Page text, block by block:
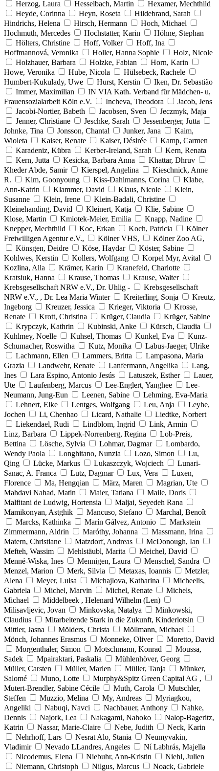
Herzog, Laura Hesselbach, Martin
Hexamer, Mechthild
Heyde, Corinna
Heyn, Roseta
Hildebrand, Sarah
Hindrichs, Helena
Hirsch, Hermann
Hoch, Michael
Hochmuth, Mercedes
Hochstatter, Karin
Höhne, Stephan
Hölters, Christine
Hoff, Volker
Hoff, Ina
Hoffmannová, Veronika
Holler, Hanna Sophie
Holz, Nicole
Holzhauer, Barbara
Holzke, Fabian
Horn, Karin
Howe, Veronika
Hube, Nicola
Hülsebeck, Rachele
Humbert-Kukulady, Uwe
Hurst, Kerstin
Iken, Dr. Sebastião
Immer, Maximilian
IN VIA Kath. Verband für Mädchen- u,
Frauensozialarbeit Köln e.V.
Incheva, Theodora
Jacob, Jens
Jacobi-Nortier, Babeth
Jacobsen, Sven
Jeczmyk, Maja
Jenner, Christiane
Jeschke, Sarah
Jessenberger, Jutta
Johnke, Tina
Jonsson, Chantal Junker, Jana
Kaim,
Wioleta
Kaiser, Renate Kaiser, Désirée
Kamp, Carmen
Karadeniz, Kübra
Kerber-Ireland, Sarah
Kern, Renata
Kern, Jutta
Kesicka, Barbara Anna
Khattar, Dhruv
Kheder Abde, Samir
Kierspel, Angelina
Kieschnick, Anne
R.
Kim, Goonyoung Kiss-Dahlmanns, Corina
Klabe,
Ann-Katrin
Klammer, David Klaus, Nicole
Klein,
Susanne
Klein, Irene
Klein-Badali, Christine
Kleinehanding, David
Kleinert, Katja
Klie, Sabine
Klose, Martin
Kmiotek-Meier, Emilia
Knapp, Nadine
Knepper, Mechthild
Koc, Erkan Koch, Patricia
Kölner
Freiwilligen Agentur e.V.,
Kölner VHS,
Kölner Zoo AG,
Könsgen, Deidre
Köse, Haydar
Köster, Sabine
Kohlwes, Kerstin
Kollers, Wolfgang
Korpel Myr, Avital
Kozlina, Alla
Krämer, Karin
Kranefeld, Charlotte
Kratsiuk, Hanna
Krause, Thomas
Krause, Walter
Krebsgesellschaft NRW e.V., Dr. Uhlig -
Krebsgesellschaft
NRW e.V., , Dr. Lea Maria Winter
Kreiterling, Sonja
Kreutz,
Ingeborg
Kreuzer, Jessica Krieger, Viktoria
Krosse,
Renate
Krott, Christina Krüger, Claudia
Krüger, Sabine
Krypczyk, Kathrin
Kubinski, Anke
Kürsch, Claudia
Kuhlmey, Noelle
Kuhsel, Thomas Kunkel, Eva
Kunz-
Schumacher, Roswitha
Kutz, Monika
Labus-Jaeger, Ulrike
Lachmann, Ellen
Lammers, Britta
Lampasona, Maria
Grazia
Landwehr, Renate Lanfermann, Angelika
Lang,
Ines
Lara Espino, Antonio Jesús Latuszek, Esther
Lauer,
Ute
Laufenberg, Marcus Lee-Englert, Yanghee
Lee-
Neumann, Jung-Eun
Leenen, Sabine
Lehming, Eva-Maria
Lehnert, Elke
Lentges, Wolfgang Leu, Anja
Leyhe,
Jochen
Li, Chenhao Licard, Nathalie
Liedtke, Norbert
Liekendael, Rudi
Lindblom, Ingrid
Link, Armin
Linz, Barbara
Lippek-Norrenberg, Regina
Lob-Preis,
Bettina
Lösche, Sylvia Lohmar, Dagmar
Lombardo,
Wendy Paola
Longhitano, Nunzia Lozo, Simon
Lu,
Qing
Lücke, Markus Lukaszczyk, Wojciech
Lunari-
Sanac, A. Franca
Lutz, Dagmar Lux, Vera
Luxen,
Florence
Ma, Hengqian März, Maren
Magrian, Ute
Mahdavi Nahad, Matin
Maier, Tatiana
Maile, Doris
Malfitani de Ludwig, Hortensia
Maljai, Seyedeh Rana
Mamikonyan, Astghik
Mancuso, Stefano
Marchal, Benoît
Marcks, Kathinka
Marín Gálvez, Antonio
Markstein
Zimmermann, Aldrin
Maróthy, Johanna
Massmann, Irina
Matern, Christiane
Matzdorf, Andreas
McDonough, Ian
Mefteh, Wassim
Mehlstäubl, Marita
Meichel, David
Menné-Wiska, Ines
Mennigen, Laura
Menschel, Sandra
Menzel, Marion
Merk, Silvia Metaxas, Ioannis
Metzler,
Alena
Meyer, Luisa Michajlova, Katharina
Micheelis,
Gabriela
Michel, Marvin Michel, Renate
Michels,
Michael
Middelbeek , Helenard Wilhelm (Len)
Milisavljevic, Jovan
Minkovska, Natalya
Minkowski,
Claudius
Mitarbeitende Stark in die Zukunft, Kinderlotsin
Mittler, Jasna
Mölders, Christa
Möllmann, Michael
Mönch, Johannes Erasmus
Monneke, Oliver
Moretto, David
Morgenthaler, Simon
Motschmann, Konrad
Moussa,
Sadek
Mpairaktari, Paskalia
Mühlenhöver, Georg
Müller, Carsten
Müller, Marlen Müller, Tanja
Münker,
Salomé
Muno, Lotte
Murphy&Spitz Green Capital AG ,
Mutert-Brendler, Sabine Cécile
Muth, Carola
Mutschler,
Steffen
Muzzio, Melina My, Andreas
Myriagkou,
Angeliki
Nabuqi, Navci Nachbauer, Anthony
Nahke,
Dennis
Najork, Lea Nakagami, Nahoko
Nalop-Bageritz,
Katrin
Nassar, Marie-Claire Nebe, Judith
Neck, Karin
Nehrhoff, Lars
Nesrat Alo, Stania
Neumyvakin,
Vladimir
Nevado LLandres, Angeles
Ní Labhrás, Majella
Nicodemus, Elena
Niebuhr, Ann-Kristin
Niehl, Julien
Niemann, Christoph
Nilgus, Marcus
Noack, Gabriele